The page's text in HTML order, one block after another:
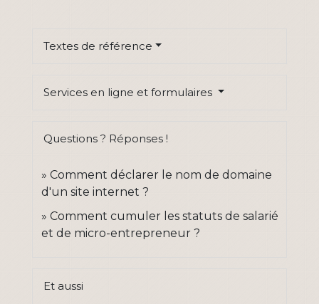
Textes de référence
Services en ligne et formulaires
Questions ? Réponses !
Comment déclarer le nom de domaine
d'un site internet ?
Comment cumuler les statuts de salarié
et de micro-entrepreneur ?
Et aussi